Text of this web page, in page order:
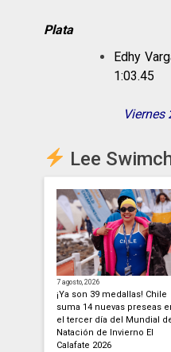
Plata
Edhy
1:03.45
Viernes
Lee
7 agosto, 2026
¡Ya son 39 medallas! Chile
suma 14 nuevas preseas
el tercer día del Mundial
Natación de Invierno El
Calafate 2026